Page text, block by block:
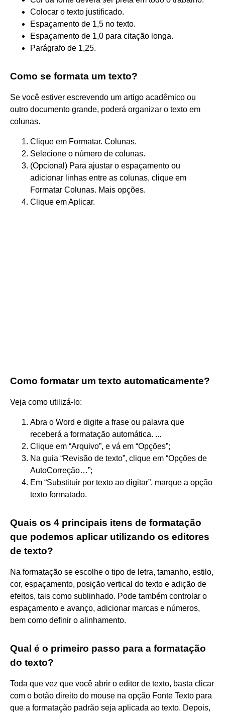
Colocar o texto justificado.
Espaçamento de 1,5 no texto.
Espaçamento de 1,0 para citação longa.
Parágrafo de 1,25.
Como se formata um texto?
Se você estiver escrevendo um artigo acadêmico ou
outro documento grande, poderá organizar o texto em
colunas.
Clique em Formatar. Colunas.
Selecione o número de colunas.
(Opcional) Para ajustar o espaçamento ou
adicionar linhas entre as colunas, clique em
Formatar Colunas. Mais opções.
Clique em Aplicar.
Como formatar um texto automaticamente?
Veja como utilizá-lo:
Abra o Word e digite a frase ou palavra que
receberá a formatação automática. ...
Clique em “Arquivo”, e vá em “Opções”;
Na guia “Revisão de texto”, clique em “Opções de
AutoCorreção…”;
Em “Substituir por texto ao digitar”, marque a opção
texto formatado.
Quais os 4 principais itens de formatação
que podemos aplicar utilizando os editores
de texto?
Na formatação se escolhe o tipo de letra, tamanho, estilo,
cor, espaçamento, posição vertical do texto e adição de
efeitos, tais como sublinhado. Pode também controlar o
espaçamento e avanço, adicionar marcas e números,
bem como definir o alinhamento.
Qual é o primeiro passo para a formatação
do texto?
Toda que vez que você abrir o editor de texto, basta clicar
com o botão direito do mouse na opção Fonte Texto para
que a formatação padrão seja aplicada ao texto. Depois,